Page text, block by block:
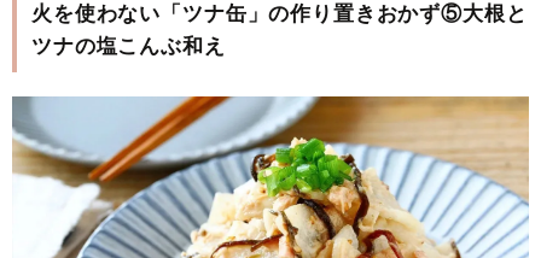
火を使わない「ツナ缶」の作り置きおかず⑤大根と
ツナの塩こんぶ和え